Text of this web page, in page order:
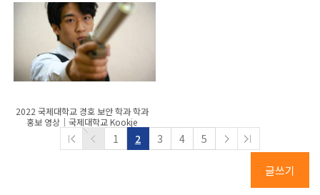
2022 국제대학교 경호 보안 학과 학과
홍보 영상│국제대학교 Kookje
University
1 2 3 4 5
글쓰기